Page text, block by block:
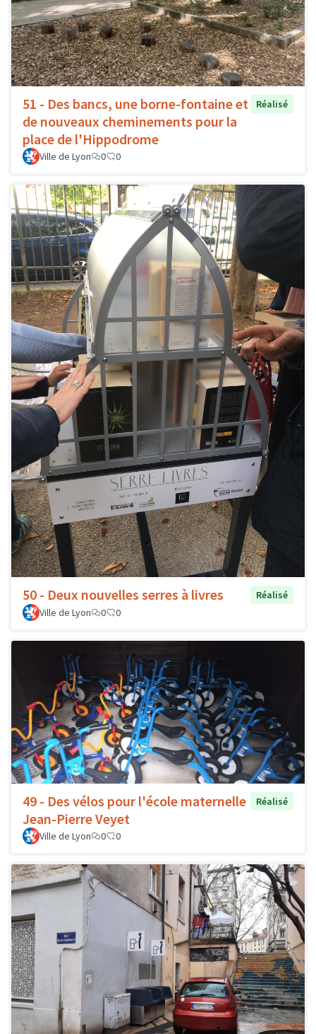
51 - Des bancs, une borne-fontaine et
de nouveaux cheminements pour la
place de l'Hippodrome
Réalisé
Ville de Lyon 0 0
50 - Deux nouvelles serres à livres
Réalisé
Ville de Lyon
0 0
49 - Des vélos pour l'école maternelle
Jean-Pierre Veyet
Réalisé
Ville de Lyon 0 0